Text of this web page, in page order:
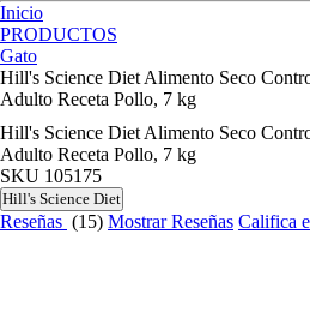
Inicio
PRODUCTOS
Gato
Hill's Science Diet Alimento Seco
Adulto Receta Pollo, 7 kg
Hill's Science Diet Alimento Seco
Adulto Receta Pollo, 7 kg
SKU 105175
Hill's Science Diet
Reseñas (15) Mostrar Reseñas Califica